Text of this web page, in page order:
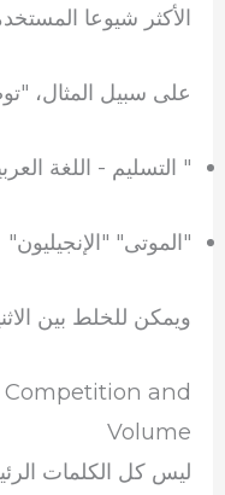
الأكثر شيوعا
على سبيل المثال،
" التسليم - اللغة
"الموتى" "الإنجيليون"
ويمكن للخلط بين
and
Volume
ليس كل الكلمات